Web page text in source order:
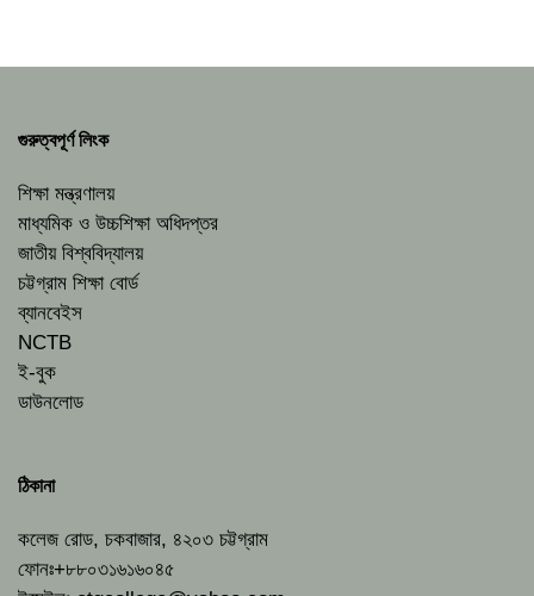
গুরুত্বপূর্ণ লিংক
শিক্ষা মন্ত্রণালয়
মাধ্যমিক ও উচ্চশিক্ষা অধিদপ্তর
জাতীয় বিশ্ববিদ্যালয়
চট্টগ্রাম শিক্ষা বোর্ড
ব্যানবেইস
NCTB
ই-বুক
ডাউনলোড
ঠিকানা
কলেজ রোড, চকবাজার, ৪২০৩ চট্টগ্রাম
ফোনঃ+৮৮০৩১৬১৬০৪৫